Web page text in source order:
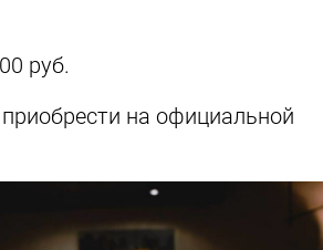
руб.
на официальной